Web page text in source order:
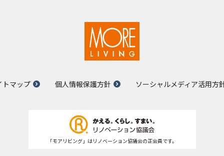
トマップ 個人情報保護方針 ソーシャルメディア活用方
「モアリビング」はリノベーション協議会の正会員です。